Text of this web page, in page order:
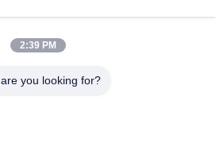
/ 10KW Rate Power Leroy Somer
50°C.
/ 8KW Rate Power Leroy Somer
2:39 PM
you looking for?